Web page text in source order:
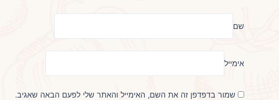
שם
אימייל
שמור בדפדפן זה את השם, האימייל והאתר שלי לפעם הבאה שאגיב.